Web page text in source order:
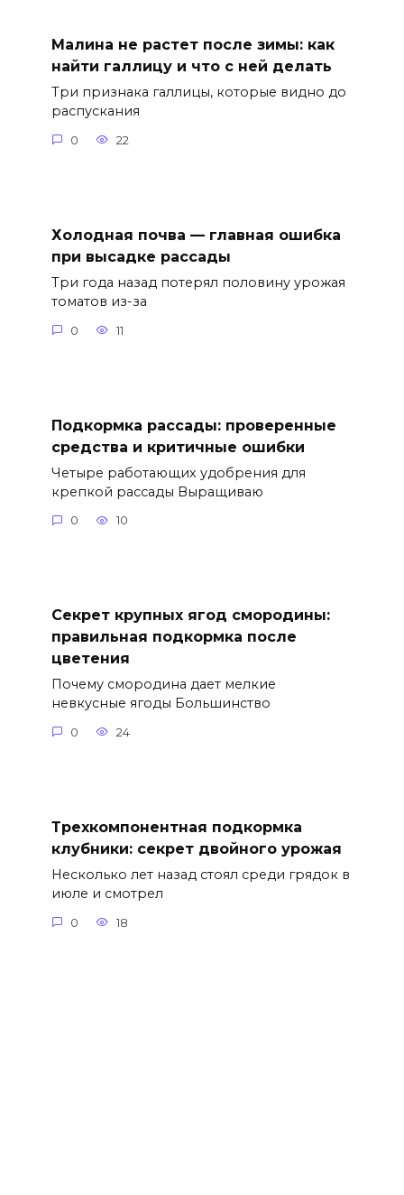
Малина не растет после зимы: как
найти галлицу и что с ней делать
Три признака галлицы, которые видно до
распускания
0 22
Холодная почва — главная ошибка
при высадке рассады
Три года назад потерял половину урожая
томатов из-за
0 11
Подкормка рассады: проверенные
средства и критичные ошибки
Четыре работающих удобрения для
крепкой рассады Выращиваю
0 10
Секрет крупных ягод смородины:
правильная подкормка после
цветения
Почему смородина дает мелкие
невкусные ягоды Большинство
0 24
Трехкомпонентная подкормка
клубники: секрет двойного урожая
Несколько лет назад стоял среди грядок в
июле и смотрел
0 18